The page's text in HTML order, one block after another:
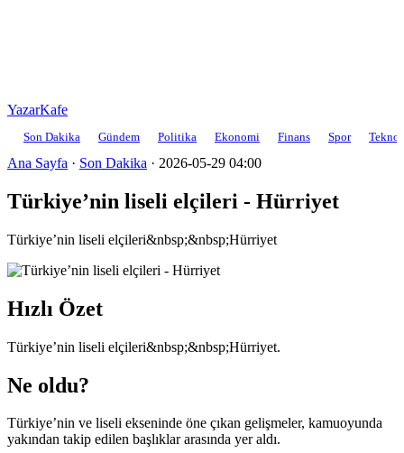
YazarKafe
Son Dakika Gündem Politika Ekonomi Finans Spor
Ana Sayfa · Son Dakika · 2026-05-29 04:00
Türkiye’nin liseli elçileri - Hürriyet
Türkiye’nin liseli elçileri&nbsp;&nbsp;Hürriyet
Hızlı Özet
Türkiye’nin liseli elçileri&nbsp;&nbsp;Hürriyet.
Ne oldu?
Türkiye’nin ve liseli ekseninde öne çıkan gelişmeler, kamuoyunda
yakından takip edilen başlıklar arasında yer aldı.